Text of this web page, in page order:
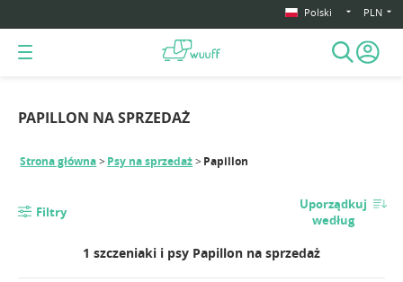
Polski PLN
PAPILLON NA SPRZEDAŻ
Strona główna Psy na sprzedaż Papillon
Filtry
Uporządkuj
według
1 szczeniaki i psy Papillon na sprzedaż